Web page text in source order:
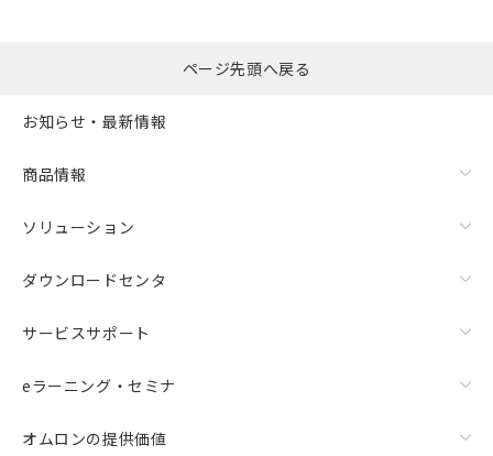
ページ先頭へ戻る
お知らせ・最新情報
商品情報
ソリューション
ダウンロードセンタ
サービスサポート
eラーニング・セミナ
オムロンの提供価値